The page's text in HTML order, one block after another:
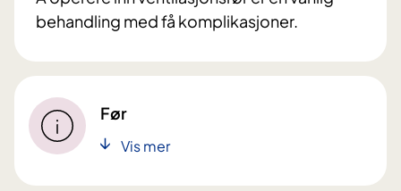
behandling med få komplikasjoner.
Før
Vis mer